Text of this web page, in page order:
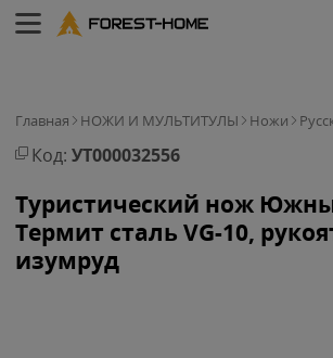
Главная НОЖИ И МУЛЬТИТУЛЫ Ножи
Код: УТ000032556
Туристический нож
Термит сталь VG-10,
изумруд